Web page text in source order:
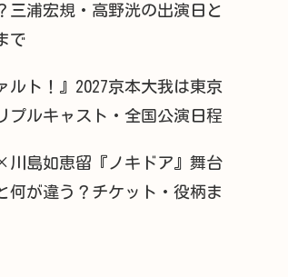
三浦宏規・高野洸の出演日と
で
ルト！』2027京本大我は東京
プルキャスト・全国公演日程
川島如恵留『ノキドア』舞台
何が違う？チケット・役柄ま